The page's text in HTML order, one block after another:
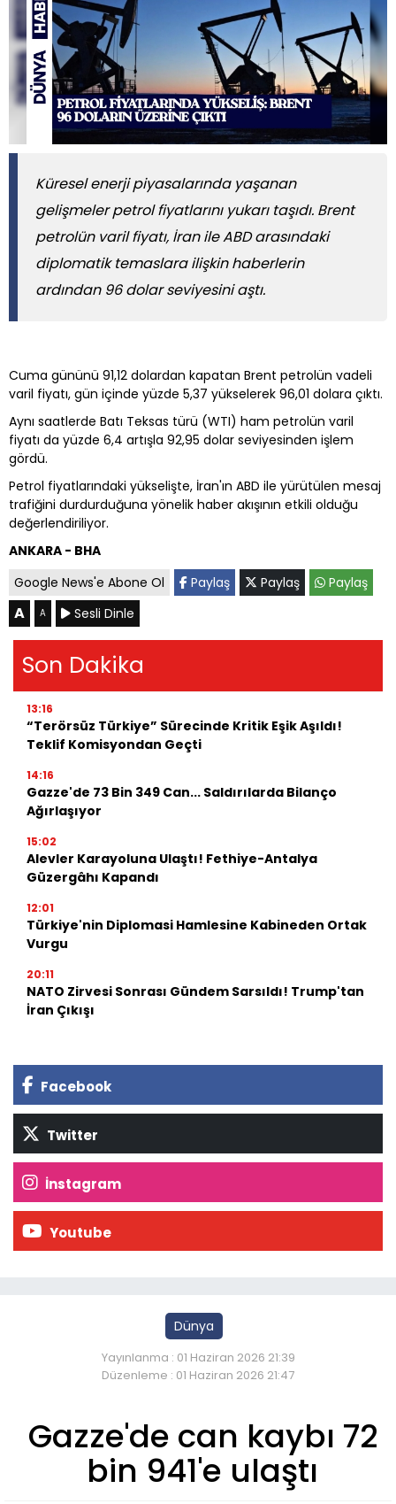
Küresel enerji piyasalarında yaşanan
gelişmeler petrol fiyatlarını yukarı taşıdı. Brent
petrolün varil fiyatı, İran ile ABD arasındaki
diplomatik temaslara ilişkin haberlerin
ardından 96 dolar seviyesini aştı.
Cuma gününü 91,12 dolardan kapatan Brent petrolün vadeli
varil fiyatı, gün içinde yüzde 5,37 yükselerek 96,01 dolara çıktı.
Aynı saatlerde Batı Teksas türü (WTI) ham petrolün varil
fiyatı da yüzde 6,4 artışla 92,95 dolar seviyesinden işlem
gördü.
Petrol fiyatlarındaki yükselişte, İran'ın ABD ile yürütülen mesaj
trafiğini durdurduğuna yönelik haber akışının etkili olduğu
değerlendiriliyor.
ANKARA - BHA
Google News'e Abone Ol
Paylaş Paylaş Paylaş
A A Sesli Dinle
Son Dakika
13:16
“Terörsüz Türkiye” Sürecinde Kritik Eşik Aşıldı!
Teklif Komisyondan Geçti
14:16
Gazze'de 73 Bin 349 Can... Saldırılarda Bilanço
Ağırlaşıyor
15:02
Alevler Karayoluna Ulaştı! Fethiye-Antalya
Güzergâhı Kapandı
12:01
Türkiye'nin Diplomasi Hamlesine Kabineden Ortak
Vurgu
20:11
NATO Zirvesi Sonrası Gündem Sarsıldı! Trump'tan
İran Çıkışı
Facebook
Twitter
İnstagram
Youtube
Dünya
Yayınlanma : 01 Haziran 2026 21:39
Düzenleme : 01 Haziran 2026 21:47
Gazze'de can kaybı 72
bin 941'e ulaştı